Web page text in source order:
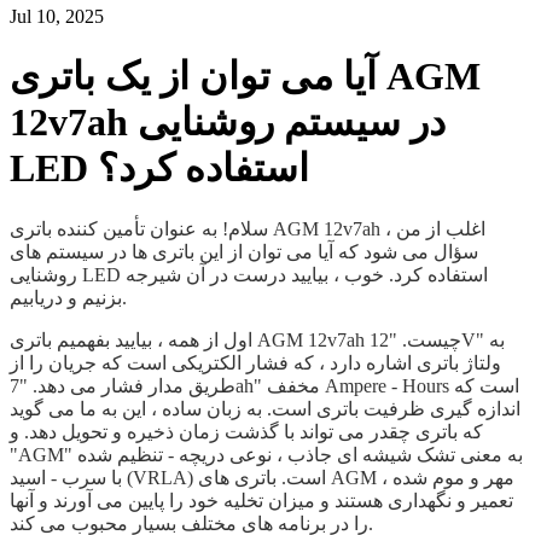
Jul 10, 2025
آیا می توان از یک باتری AGM
12v7ah در سیستم روشنایی
LED استفاده کرد؟
سلام! به عنوان تأمین کننده باتری AGM 12v7ah ، اغلب از من
سؤال می شود که آیا می توان از این باتری ها در سیستم های
روشنایی LED استفاده کرد. خوب ، بیایید درست در آن شیرجه
بزنیم و دریابیم.
اول از همه ، بیایید بفهمیم باتری AGM 12v7ah چیست. "12V" به
ولتاژ باتری اشاره دارد ، که فشار الکتریکی است که جریان را از
طریق مدار فشار می دهد. "7ah" مخفف Ampere - Hours است که
اندازه گیری ظرفیت باتری است. به زبان ساده ، این به ما می گوید
که باتری چقدر می تواند با گذشت زمان ذخیره و تحویل دهد. و
"AGM" به معنی تشک شیشه ای جاذب ، نوعی دریچه - تنظیم شده
با سرب - اسید (VRLA) است. باتری های AGM مهر و موم شده ،
تعمیر و نگهداری هستند و میزان تخلیه خود را پایین می آورند و آنها
را در برنامه های مختلف بسیار محبوب می کند.